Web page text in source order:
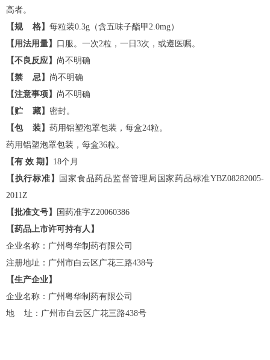
高者。
【规 格】 每粒装0.3g（含五味子酯甲2.0mg）
【用法用量】
口服。一次2粒，一日3次，或遵医嘱。
【不良反应】 尚不明确
【禁 忌】 尚不明确
【注意事项】 尚不明确
【贮 藏】 密封。
【包 装】 药用铝塑泡罩包装，每盒24粒。
药用铝塑泡罩包装，每盒36粒。
【有 效 期】 18个月
【执行标准】
国家食品药品监督管理局国家药品标准YBZ08282005-
2011Z
【批准文号】
国药准字Z20060386
【药品上市许可持有人】
企业名称：广州粤华制药有限公司
注册地址：广州市白云区广花三路438号
【生产企业】
企业名称：广州粤华制药有限公司
地 址：广州市白云区广花三路438号